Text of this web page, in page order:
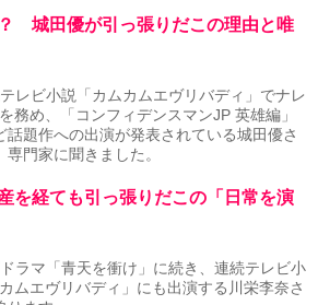
城田優が引っ張りだこの理由と唯
レビ小説「カムカムエヴリバディ」でナレ
務め、「コンフィデンスマンJP 英雄編」
話題作への出演が発表されている城田優さ
門家に聞きました。
を経ても引っ張りだこの「日常を演
ラマ「青天を衝け」に続き、連続テレビ小
ムエヴリバディ」にも出演する川栄李奈さ